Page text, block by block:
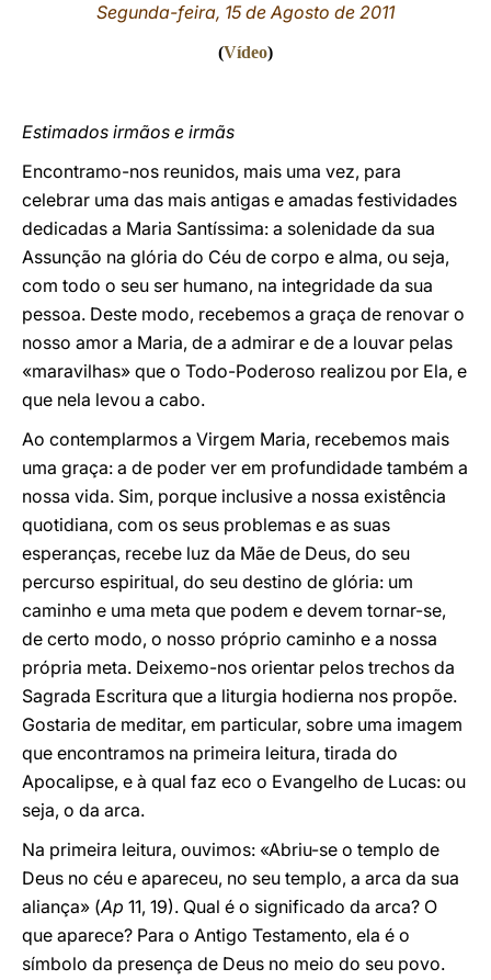
Segunda-feira, 15 de Agosto de 2011
(Vídeo)
Estimados irmãos e irmãs
Encontramo-nos reunidos, mais uma vez, para
celebrar uma das mais antigas e amadas festividades
dedicadas a Maria Santíssima: a solenidade da sua
Assunção na glória do Céu de corpo e alma, ou seja,
com todo o seu ser humano, na integridade da sua
pessoa. Deste modo, recebemos a graça de renovar o
nosso amor a Maria, de a admirar e de a louvar pelas
«maravilhas» que o Todo-Poderoso realizou por Ela, e
que nela levou a cabo.
Ao contemplarmos a Virgem Maria, recebemos mais
uma graça: a de poder ver em profundidade também a
nossa vida. Sim, porque inclusive a nossa existência
quotidiana, com os seus problemas e as suas
esperanças, recebe luz da Mãe de Deus, do seu
percurso espiritual, do seu destino de glória: um
caminho e uma meta que podem e devem tornar-se,
de certo modo, o nosso próprio caminho e a nossa
própria meta. Deixemo-nos orientar pelos trechos da
Sagrada Escritura que a liturgia hodierna nos propõe.
Gostaria de meditar, em particular, sobre uma imagem
que encontramos na primeira leitura, tirada do
Apocalipse, e à qual faz eco o Evangelho de Lucas: ou
seja, o da arca.
Na primeira leitura, ouvimos: «Abriu-se o templo de
Deus no céu e apareceu, no seu templo, a arca da sua
aliança» (Ap 11, 19). Qual é o significado da arca? O
que aparece? Para o Antigo Testamento, ela é o
símbolo da presença de Deus no meio do seu povo.